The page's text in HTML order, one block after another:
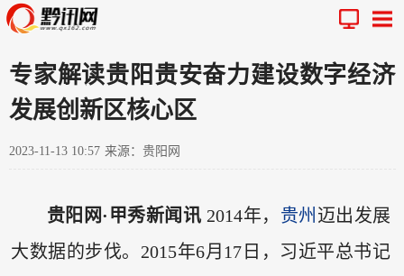
专家解读贵阳贵安奋力建设数字经济
发展创新区核心区
2023-11-13 10:57 来源：贵阳网
贵阳网·甲秀新闻讯2014年， 贵州 迈出发展
大数据的步伐。2015年6月17日，习近平总书记